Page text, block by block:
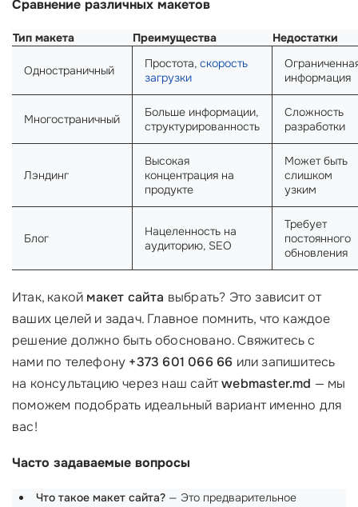
Сравнение различных макетов
Тип макета Преимущества Недостатки
Одностраничный Простота, скорость
загрузки
информация
Многостраничный
Больше информации,
структурированность
Сложность
разработки
Лэндинг
Высокая
концентрация на
продукте
Может быть
слишком
узким
Блог
Нацеленность на
аудиторию, SEO
Требует
постоянного
обновления
Итак, какой макет сайта выбрать? Это зависит от
ваших целей и задач. Главное помнить, что каждое
решение должно быть обосновано. Свяжитесь с
нами по телефону +373 601 066 66 или запишитесь
на консультацию через наш сайтwebmaster.md — мы
поможем подобрать идеальный вариант именно для
вас!
Часто задаваемые вопросы
Что такое макет сайта? — Это предварительное